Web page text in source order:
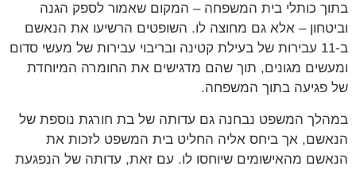
בתוך כותלי בית המשפחה – המקום שאמור לספק הגנה
וביטחון – אלא גם מחוצה לו. השופטים הרשיעו את הנאשם
ב-11 עבירות של בעילת קטינה ובריבוי עבירות של מעשי סדום
ומעשים מגונים, תוך שהם מדגישים את החומרה המיוחדת
של פגיעה בתוך המשפחה.
במהלך המשפט נבחנה גם עדותה של בת חורגת נוספת של
הנאשם, אך ביחס אליה החליט בית המשפט לזכות את
הנאשם מהאישומים שיוחסו לו. עם זאת, עדותה של הנפגעת